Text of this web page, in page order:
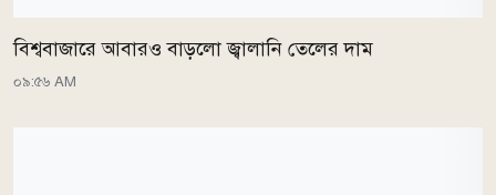
বিশ্ববাজারে আবারও বাড়লো জ্বালানি তেলের দাম
০৯:৫৬ AM